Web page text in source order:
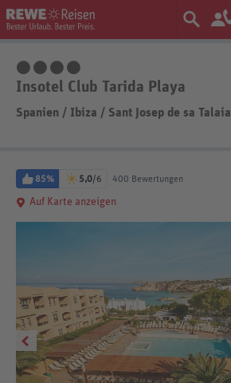
Insotel Club Tarida Playa
Spanien / Ibiza / Sant Josep de sa Talaia
85% 5,0/6 400 Bewertungen
Auf Karte anzeigen